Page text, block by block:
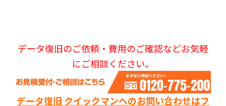
データ復旧のご依頼・費用のご確認などお気軽
にご相談ください。
データ復旧 クイックマンへのお問い合わせはフ